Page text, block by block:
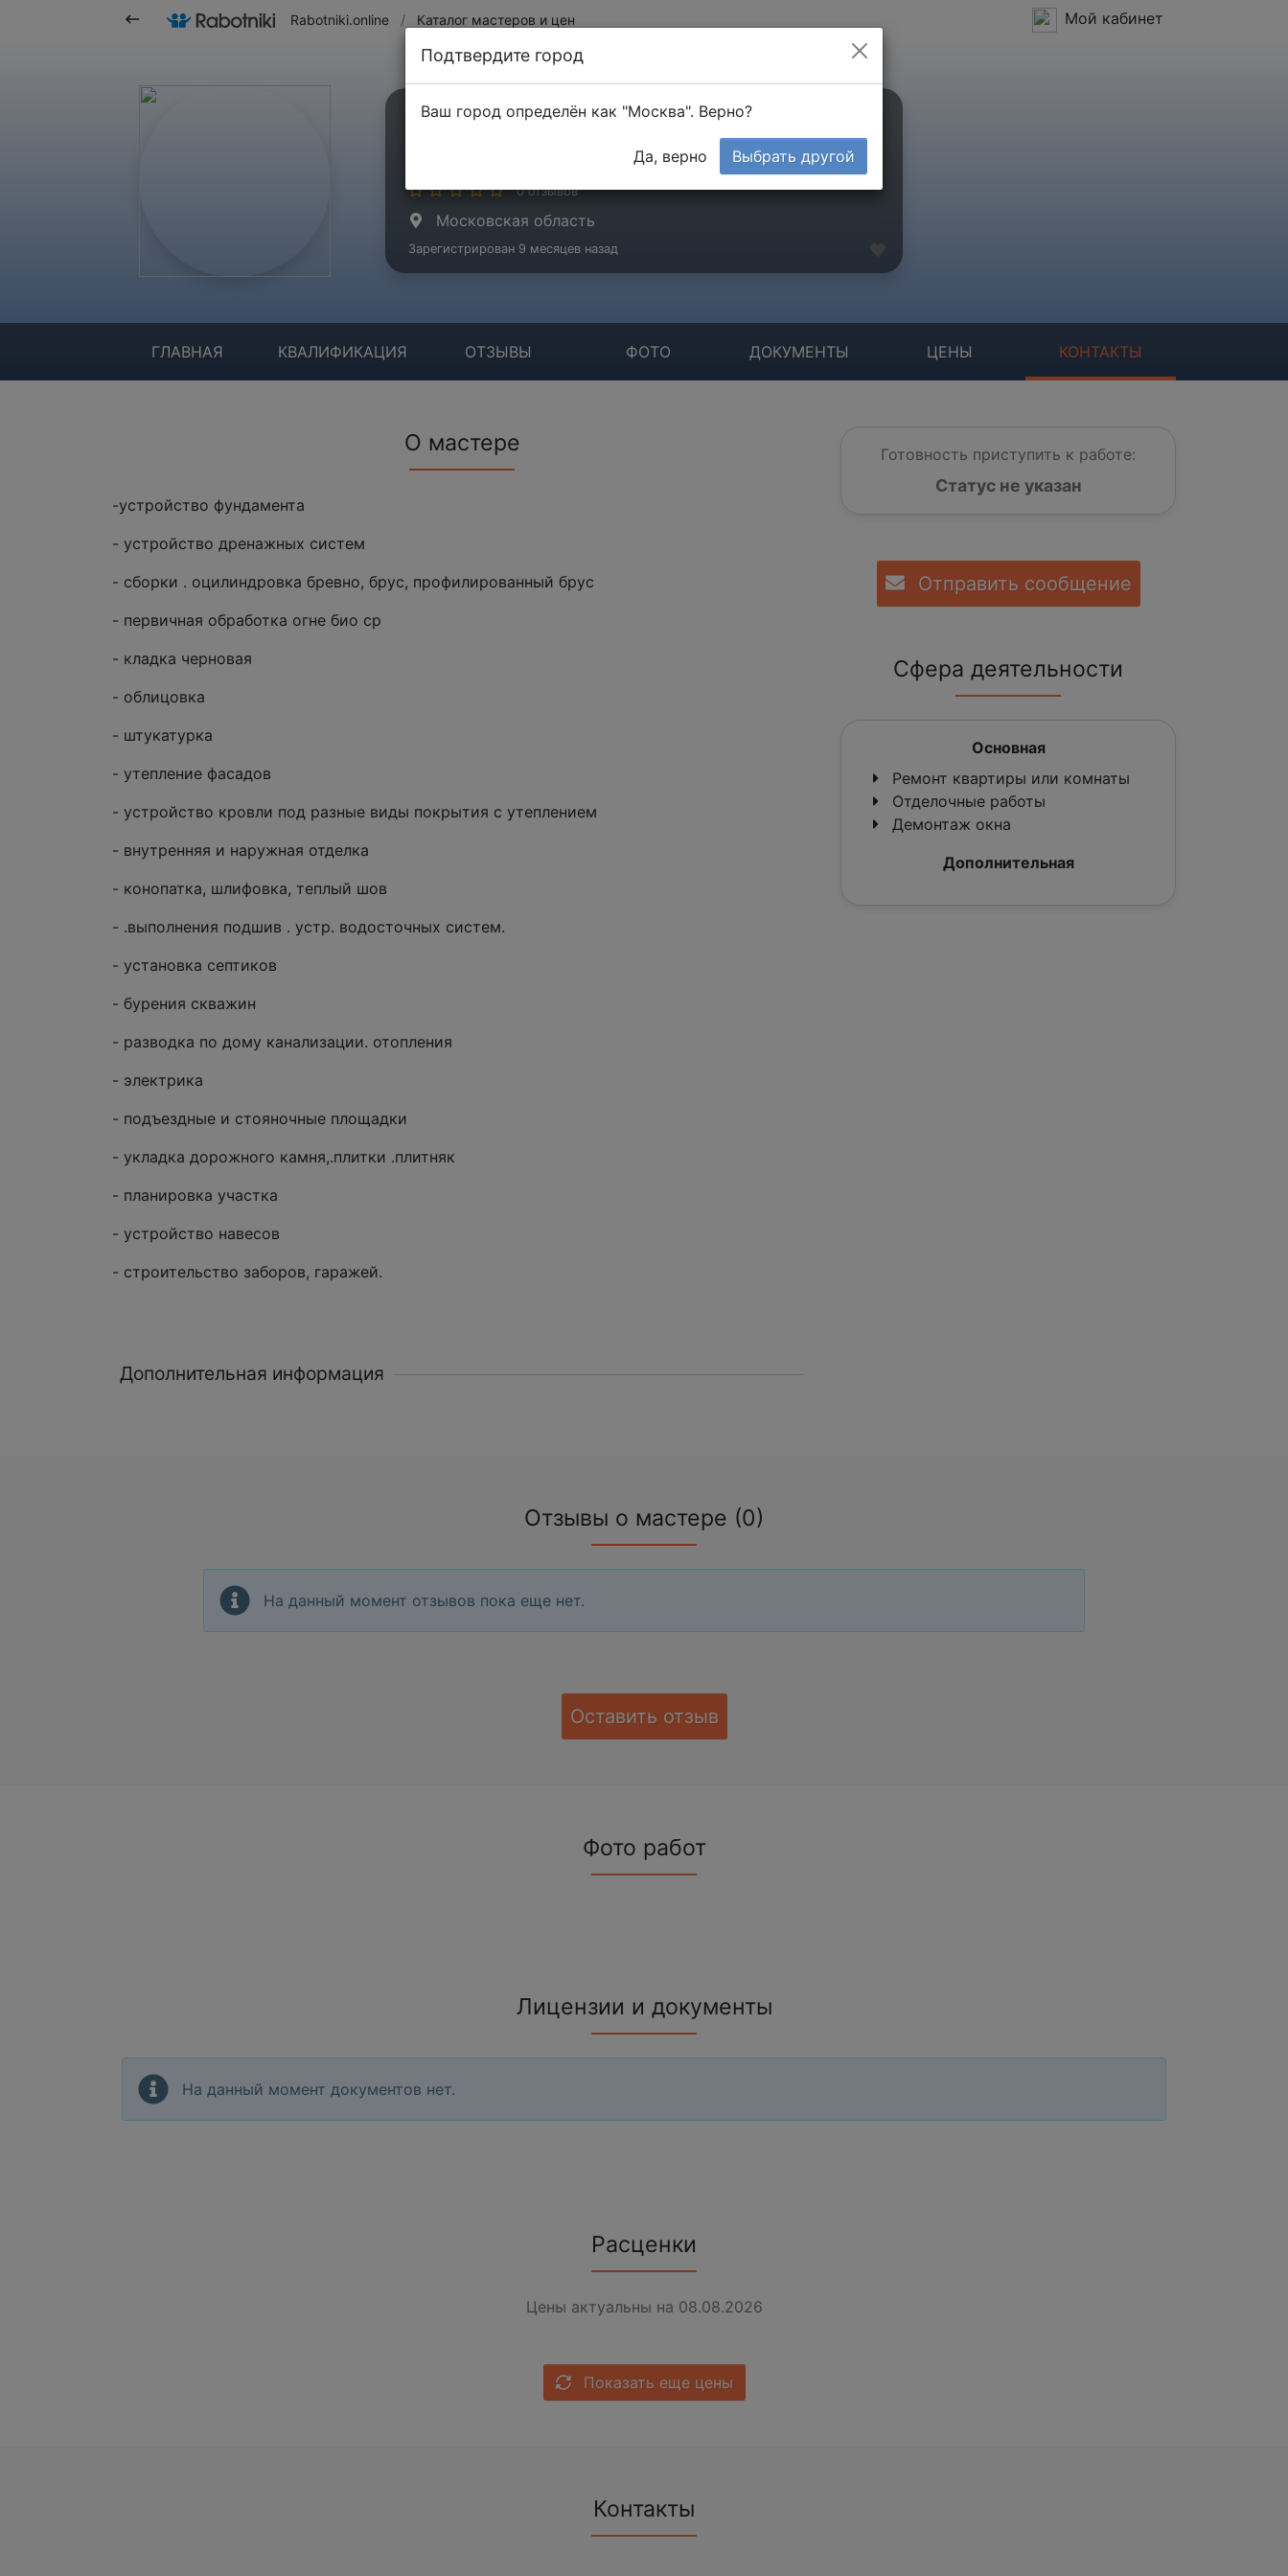
Rabotniki.online / Каталог мастеров и цен Мой кабинет
Александр
0 отзывов
Московская область
Зарегистрирован 9 месяцев назад
ГЛАВНАЯ КВАЛИФИКАЦИЯ ОТЗЫВЫ ФОТО ДОКУМЕНТЫ ЦЕНЫ КОНТАКТЫ
О мастере
-устройство фундамента
- устройство дренажных систем
- сборки . оцилиндровка бревно, брус, профилированный брус
- первичная обработка огне био ср
- кладка черновая
- облицовка
- штукатурка
- утепление фасадов
- устройство кровли под разные виды покрытия с утеплением
- внутренняя и наружная отделка
- конопатка, шлифовка, теплый шов
- .выполнения подшив . устр. водосточных систем.
- установка септиков
- бурения скважин
- разводка по дому канализации. отопления
- электрика
- подъездные и стояночные площадки
- укладка дорожного камня,.плитки .плитняк
- планировка участка
- устройство навесов
- строительство заборов, гаражей.
Дополнительная информация
Готовность приступить к работе:
Статус не указан
Отправить сообщение
Сфера деятельности
Основная
Ремонт квартиры или комнаты
Отделочные работы
Демонтаж окна
Дополнительная
Отзывы о мастере (0)
На данный момент отзывов пока еще нет.
Оставить отзыв
Фото работ
Лицензии и документы
На данный момент документов нет.
Расценки
Цены актуальны на 08.08.2026
Показать еще цены
Контакты
Подтвердите город
Ваш город определён как "Москва". Верно?
Да, верно Выбрать другой